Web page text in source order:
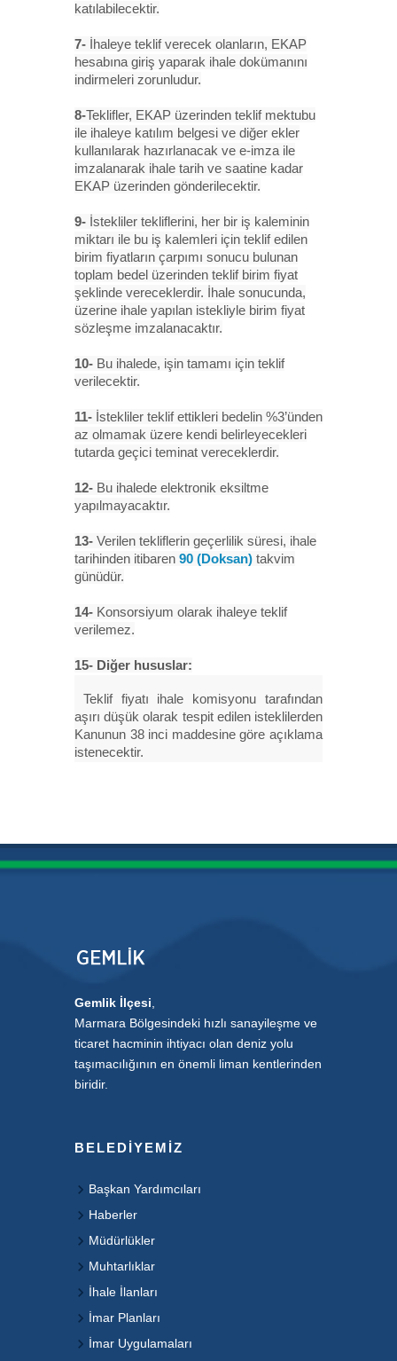
katılabilecektir.
7- İhaleye teklif verecek olanların, EKAP
hesabına giriş yaparak ihale dokümanını
indirmeleri zorunludur.
8-Teklifler, EKAP üzerinden teklif mektubu
ile ihaleye katılım belgesi ve diğer ekler
kullanılarak hazırlanacak ve e-imza ile
imzalanarak ihale tarih ve saatine kadar
EKAP üzerinden gönderilecektir.
9- İstekliler tekliflerini, her bir iş kaleminin
miktarı ile bu iş kalemleri için teklif edilen
birim fiyatların çarpımı sonucu bulunan
toplam bedel üzerinden teklif birim fiyat
şeklinde vereceklerdir. İhale sonucunda,
üzerine ihale yapılan istekliyle birim fiyat
sözleşme imzalanacaktır.
10- Bu ihalede, işin tamamı için teklif
verilecektir.
11- İstekliler teklif ettikleri bedelin %3’ünden
az olmamak üzere kendi belirleyecekleri
tutarda geçici teminat vereceklerdir.
12- Bu ihalede elektronik eksiltme
yapılmayacaktır.
13- Verilen tekliflerin geçerlilik süresi, ihale
tarihinden itibaren 90 (Doksan) takvim
günüdür.
14- Konsorsiyum olarak ihaleye teklif
verilemez.
15- Diğer hususlar:
Teklif fiyatı ihale komisyonu tarafından
aşırı düşük olarak tespit edilen isteklilerden
Kanunun 38 inci maddesine göre açıklama
istenecektir.
Gemlik İlçesi
Marmara Bölgesindeki hızlı sanayileşme ve
ticaret hacminin ihtiyacı olan deniz yolu
taşımacılığının en önemli liman kentlerinden
biridir.
BELEDIYEMIZ
Başkan Yardımcıları
Haberler
Müdürlükler
Muhtarlıklar
İhale İlanları
İmar Planları
İmar Uygulamaları